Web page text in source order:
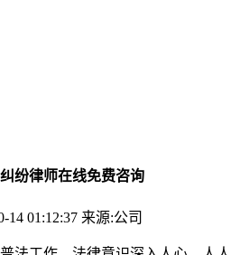
纷律师在线免费咨询
14 01:12:37 来源:公司